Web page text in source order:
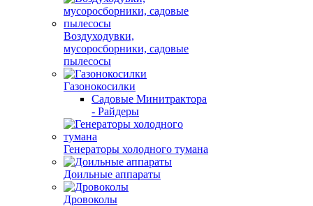
Воздуходувки,
мусоросборники, cадовые
пылесосы
Газонокосилки
Садовые Минитрактора
- Райдеры
Генераторы холодного тумана
Доильные аппараты
Дровоколы